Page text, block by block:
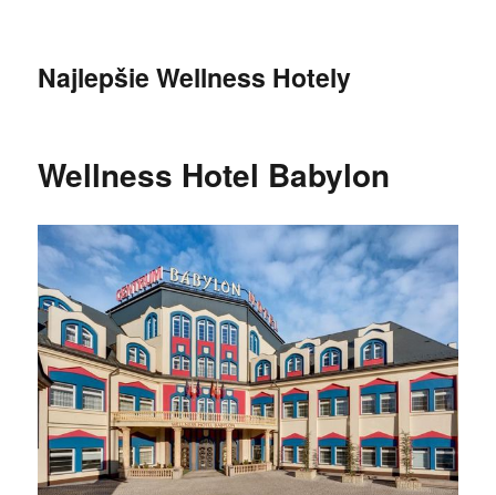
Najlepšie Wellness Hotely
Wellness Hotel Babylon